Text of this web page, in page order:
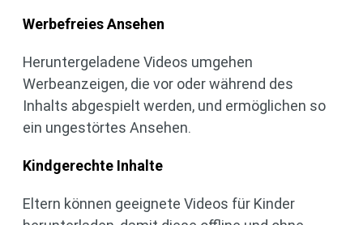
Werbefreies Ansehen
Heruntergeladene Videos umgehen
Werbeanzeigen, die vor oder während des
Inhalts abgespielt werden, und ermöglichen so
ein ungestörtes Ansehen.
Kindgerechte Inhalte
Eltern können geeignete Videos für Kinder